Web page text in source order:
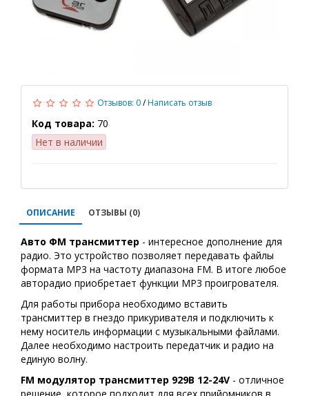
Отзывов: 0/Написать отзыв
Код товара: 70
Нет в наличии
ОПИСАНИЕ ОТЗЫВЫ (0)
Авто ФМ трансмиттер - интересное дополнение для
радио. Это устройство позволяет передавать файлы
формата MP3 на частоту диапазона FM. В итоге любое
авторадио приобретает функции MP3 проигрователя.
Для работы прибора необходимо вставить
трансмиттер в гнездо прикуривателя и подключить к
нему носитель информации с музыкальными файлами.
Далее необходимо настроить передатчик и радио на
единую волну.
FM модулятор трансмиттер 929B 12-24V - отличное